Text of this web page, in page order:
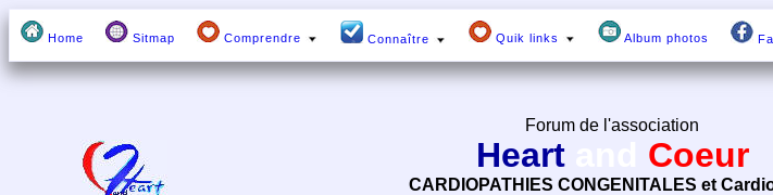
Home Sitmap Comprendre Connaître Quik links Album photos
Forum de l'association
Heart Coeur
CARDIOPATHIES CONGENITALES et